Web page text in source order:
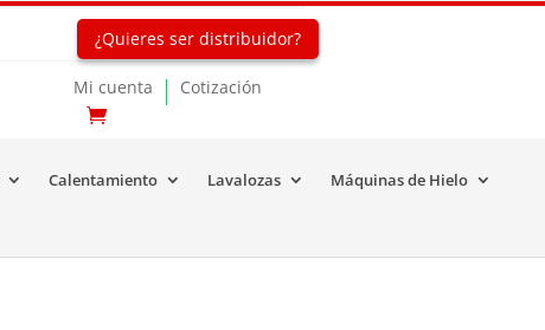
¿Quieres ser distribuidor?
Mi cuenta Cotización
Calentamiento Lavalozas
Máquinas de Hielo